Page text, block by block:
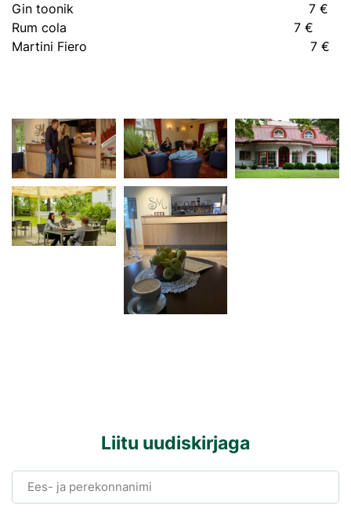
Gin toonik 7 €
Rum cola 7 €
Martini Fiero 7 €
Liitu uudiskirjaga
Ees- ja perekonnanimi